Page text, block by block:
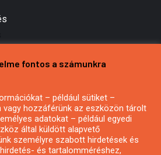
vagy hírlevél
fontos a számunkra
– például sütiket –
vagy hozzáférünk az eszközön tárolt
adatokat – például egyedi
által küldött alapvető
személyre szabott hirdetések és
és tartalomméréshez,